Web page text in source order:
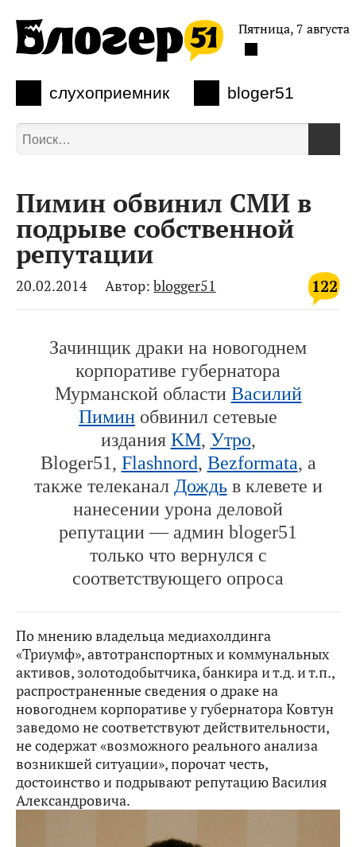
слухоприемник bloger51
Пятница, 7 августа
Пимин обвинил СМИ в
подрыве собственной
репутации
122
20.02.2014 Автор: blogger51
Зачинщик драки на новогоднем
корпоративе губернатора
Мурманской области Василий
Пимин обвинил сетевые
издания KM, Утро,
Bloger51, Flashnord, Bezformata, а
также телеканал Дождьв клевете и
нанеcении урона деловой
репутации — админ bloger51
только что вернулся с
соответствующего опроса
По мнению владельца медиахолдинга
«Триумф», автотранспортных и коммунальных
активов, золотодобытчика, банкира и т.д. и т.п.,
распространенные сведения о драке на
новогоднем корпоративе у губернатора Ковтун
заведомо не соответствуют действительности,
не содержат «возможного реального анализа
возникшей ситуации», порочат честь,
достоинство и подрывают репутацию Василия
Александровича.